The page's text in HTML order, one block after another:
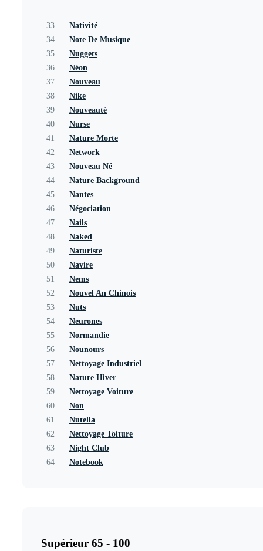
33
Nativité
34
Note De Musique
35
Nuggets
36
Néon
37
Nouveau
38
Nike
39
Nouveauté
40
Nurse
41
Nature Morte
42
Network
43
Nouveau Né
44
Nature Background
45
Nantes
46
Négociation
47
Nails
48
Naked
49
Naturiste
50
Navire
51
Nems
52
Nouvel An Chinois
53
Nuts
54
Neurones
55
Normandie
56
Nounours
57
Nettoyage Industriel
58
Nature Hiver
59
Nettoyage Voiture
60
Non
61
Nutella
62
Nettoyage Toiture
63
Night Club
64
Notebook
Supérieur 65 - 100